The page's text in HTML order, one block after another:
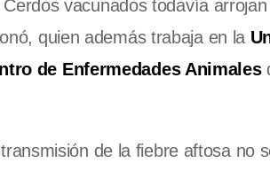
Cerdos vacunados todavía
quien además trabaja en la
de Enfermedades Animales
de la fiebre aftosa no